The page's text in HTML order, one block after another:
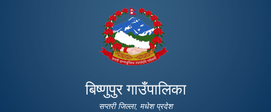
main
content
बिष्णुपुर गाउँपालिका
सप्तरी जिल्ला, मधेश प्रदेश